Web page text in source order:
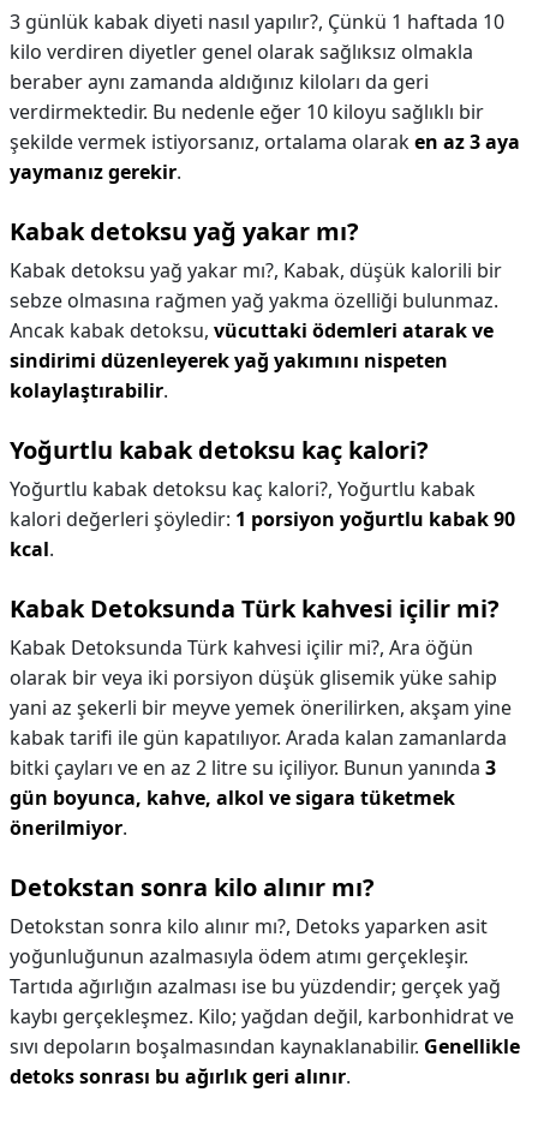
3 günlük kabak diyeti nasıl yapılır?, Çünkü 1 haftada 10
kilo verdiren diyetler genel olarak sağlıksız olmakla
beraber aynı zamanda aldığınız kiloları da geri
verdirmektedir. Bu nedenle eğer 10 kiloyu sağlıklı bir
şekilde vermek istiyorsanız, ortalama olaraken az 3 aya
yaymanız gerekir.
Kabak detoksu yağ yakar mı?
Kabak detoksu yağ yakar mı?, Kabak, düşük kalorili bir
sebze olmasına rağmen yağ yakma özelliği bulunmaz.
Ancak kabak detoksu, vücuttaki ödemleri atarak ve
sindirimi düzenleyerek yağ yakımını nispeten
kolaylaştırabilir.
Yoğurtlu kabak detoksu kaç kalori?
Yoğurtlu kabak detoksu kaç kalori?, Yoğurtlu kabak
kalori değerleri şöyledir: 1 porsiyon yoğurtlu kabak 90
kcal.
Kabak Detoksunda Türk kahvesi içilir mi?
Kabak Detoksunda Türk kahvesi içilir mi?, Ara öğün
olarak bir veya iki porsiyon düşük glisemik yüke sahip
yani az şekerli bir meyve yemek önerilirken, akşam yine
kabak tarifi ile gün kapatılıyor. Arada kalan zamanlarda
bitki çayları ve en az 2 litre su içiliyor. Bunun yanında 3
gün boyunca, kahve, alkol ve sigara tüketmek
önerilmiyor.
Detokstan sonra kilo alınır mı?
Detokstan sonra kilo alınır mı?, Detoks yaparken asit
yoğunluğunun azalmasıyla ödem atımı gerçekleşir.
Tartıda ağırlığın azalması ise bu yüzdendir; gerçek yağ
kaybı gerçekleşmez. Kilo; yağdan değil, karbonhidrat ve
sıvı depoların boşalmasından kaynaklanabilir. Genellikle
detoks sonrası bu ağırlık geri alınır.